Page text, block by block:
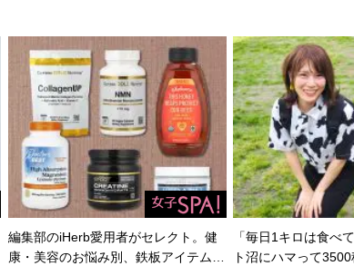
編集部のiHerb愛用者がセレクト。健
康・美容のお悩み別、鉄板アイテム…
「毎日1キロは食べ
ト沼にハマって